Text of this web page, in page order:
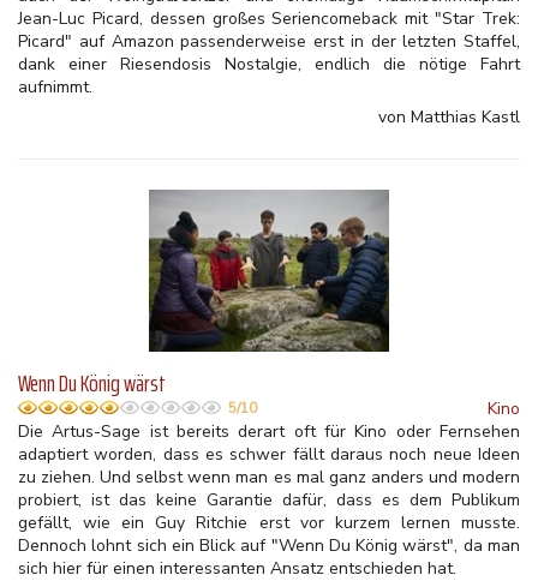
Jean-Luc Picard, dessen großes Seriencomeback mit "Star Trek:
Picard" auf Amazon passenderweise erst in der letzten Staffel,
dank einer Riesendosis Nostalgie, endlich die nötige Fahrt
aufnimmt.
von Matthias Kastl
Wenn Du König wärst
5/10
Kino
Die Artus-Sage ist bereits derart oft für Kino oder Fernsehen
adaptiert worden, dass es schwer fällt daraus noch neue Ideen
zu ziehen. Und selbst wenn man es mal ganz anders und modern
probiert, ist das keine Garantie dafür, dass es dem Publikum
gefällt, wie ein Guy Ritchie erst vor kurzem lernen musste.
Dennoch lohnt sich ein Blick auf "Wenn Du König wärst", da man
sich hier für einen interessanten Ansatz entschieden hat.